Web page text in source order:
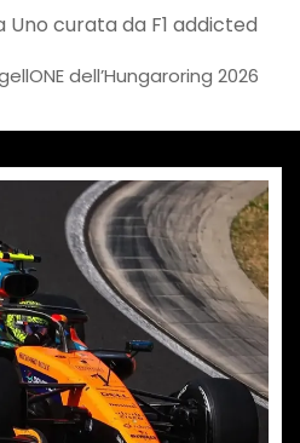
Uno curata da F1 addicted
dell’Hungaroring 2026